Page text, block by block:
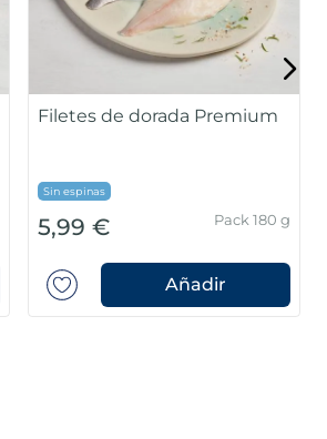
Filetes de dorada Premium
Sin espinas
5,99 € Pack 180 g
Añadir